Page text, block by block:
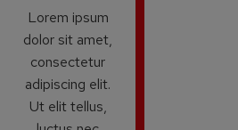
Lorem ipsum
dolor sit amet,
consectetur
adipiscing elit.
Ut elit tellus,